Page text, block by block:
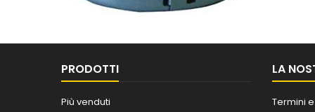
PRODOTTI
Più venduti
LA
Termini